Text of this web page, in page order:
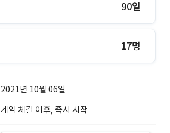
90일
17명
2021년 10월 06일
계약 체결 이후, 즉시 시작